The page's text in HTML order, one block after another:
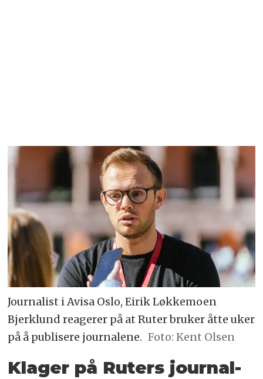
Journalist i Avisa Oslo, Eirik Løkkemoen
Bjerklund reagerer på at Ruter bruker åtte uker
på å publisere journalene. Foto: Kent Olsen
Klager på Ruters journal­